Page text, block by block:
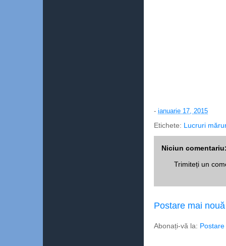
- ianuarie 17, 2015
Etichete: Lucruri
Niciun
Trimiteți un
Postare mai nouă
Abonați-vă la: